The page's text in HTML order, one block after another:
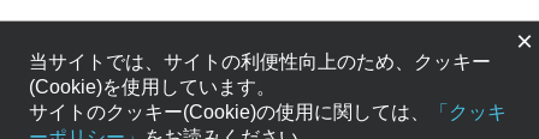
×
当サイトでは、サイトの利便性向上のため、クッキー
(Cookie)を使用しています。
サイトのクッキー(Cookie)の使用に関しては、
「クッキ